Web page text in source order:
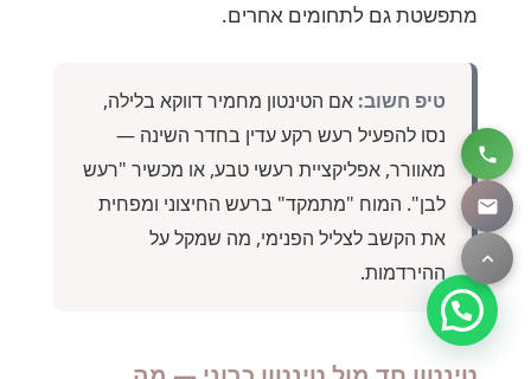
מתפשטת גם לתחומים אחרים.
טיפ חשוב: אם הטינטון מחמיר דווקא בלילה,
נסו להפעיל רעש רקע עדין בחדר השינה —
מאוורר, אפליקציית רעשי טבע, או מכשיר "רעש
לבן". המוח "מתמקד" ברעש החיצוני ומפחית
את הקשב לצליל הפנימי, מה שמקל על
ההירדמות.